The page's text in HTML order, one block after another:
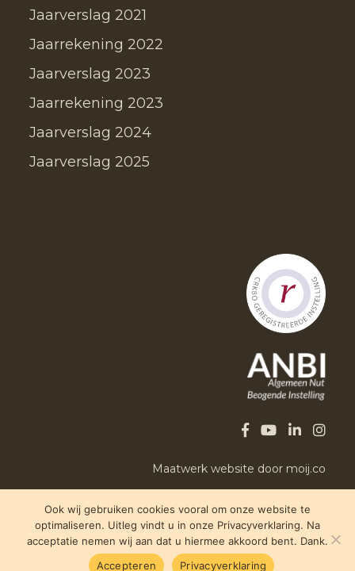
Jaarverslag 2021
Jaarrekening 2022
Jaarverslag 2023
Jaarrekening 2023
Jaarverslag 2024
Jaarverslag 2025
Maatwerk website door moij.co
Ook wij gebruiken cookies vooral om onze website te
optimaliseren. Uitleg vindt u in onze Privacyverklaring. Na
acceptatie nemen wij aan dat u hiermee akkoord bent. Dank.
Accepteren
Privacyverklaring